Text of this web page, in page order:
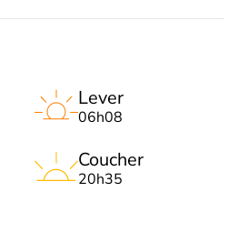
Lever
06h08
Coucher
20h35